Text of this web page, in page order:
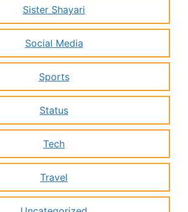
Sister Shayari
Social Media
Sports
Status
Tech
Travel